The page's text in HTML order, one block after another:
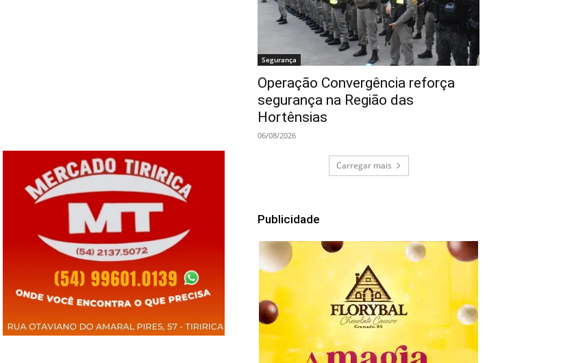
Segurança
Operação Convergência reforça
segurança na Região das
Hortênsias
06/08/2026
Carregar mais
Publicidade